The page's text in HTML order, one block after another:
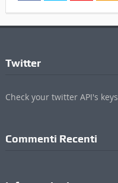
Twitter
Check your twitter API's keys
Commenti Recenti